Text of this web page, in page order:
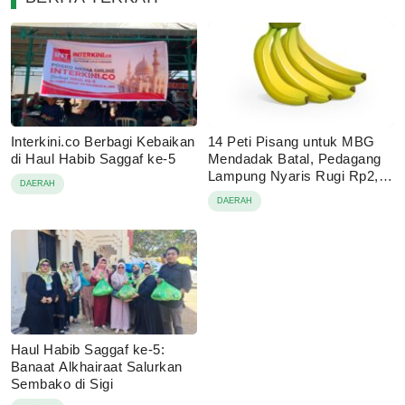
Interkini.co Berbagi Kebaikan
di Haul Habib Saggaf ke-5
DAERAH
14 Peti Pisang untuk MBG
Mendadak Batal, Pedagang
Lampung Nyaris Rugi Rp2,1
Juta
DAERAH
Haul Habib Saggaf ke-5:
Banaat Alkhairaat Salurkan
Sembako di Sigi